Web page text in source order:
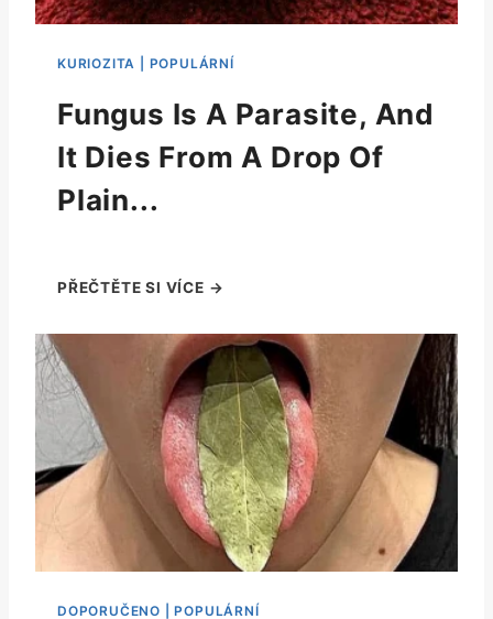
Fungus Is A Parasite, And
It Dies From A Drop Of
Plain...